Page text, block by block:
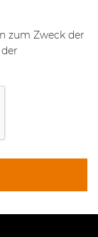
zum Zweck der